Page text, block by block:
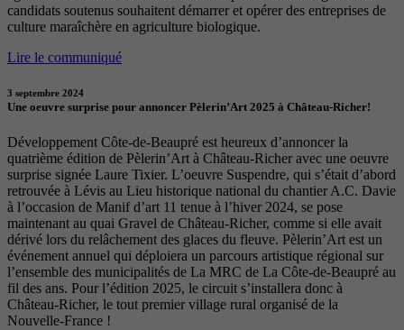
candidats soutenus souhaitent démarrer et opérer des entreprises de
culture maraîchère en agriculture biologique.
Lire le communiqué
3 septembre 2024
Une oeuvre surprise pour annoncer Pèlerin’Art 2025 à Château-Richer!
Développement Côte-de-Beaupré est heureux d’annoncer la
quatrième édition de Pèlerin’Art à Château-Richer avec une oeuvre
surprise signée Laure Tixier. L’oeuvre Suspendre, qui s’était d’abord
retrouvée à Lévis au Lieu historique national du chantier A.C. Davie
à l’occasion de Manif d’art 11 tenue à l’hiver 2024, se pose
maintenant au quai Gravel de Château-Richer, comme si elle avait
dérivé lors du relâchement des glaces du fleuve. Pèlerin’Art est un
événement annuel qui déploiera un parcours artistique régional sur
l’ensemble des municipalités de La MRC de La Côte-de-Beaupré au
fil des ans. Pour l’édition 2025, le circuit s’installera donc à
Château-Richer, le tout premier village rural organisé de la
Nouvelle-France !